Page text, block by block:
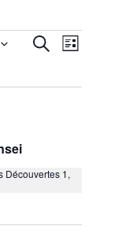
et
de
Recherche
de
Liste
Découvertes 1,